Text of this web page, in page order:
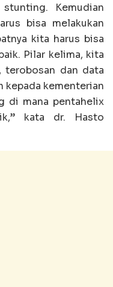
Kemudian
bisa melakukan
kita harus bisa
Pilar kelima, kita
terobosan dan data
kepada kementerian
di mana pentahelix
kata dr. Hasto